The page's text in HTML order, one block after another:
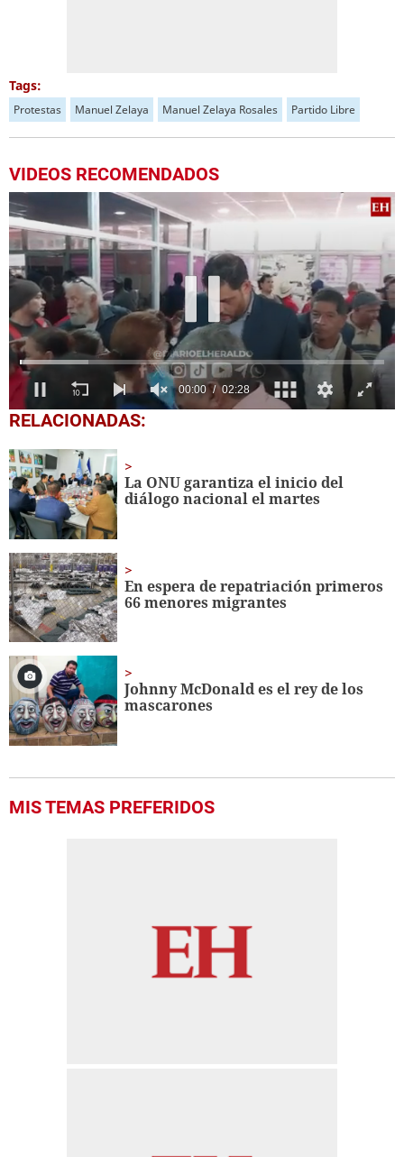
Tags:
Protestas Manuel Zelaya Manuel Zelaya Rosales Partido Libre
VIDEOS RECOMENDADOS
0
seconds
2
minutes,
28
seconds
RELACIONADAS:
La ONU garantiza el inicio del
diálogo nacional el martes
En espera de repatriación primeros
66 menores migrantes
Johnny McDonald es el rey de los
mascarones
MIS TEMAS PREFERIDOS